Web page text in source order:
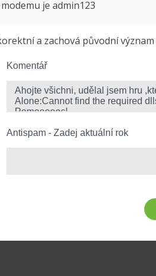
je admin123
a zachová původní
Komentář
Antispam - Zadej aktuální rok